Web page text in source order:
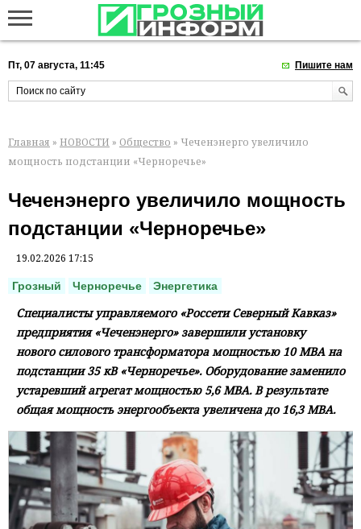
Пт, 07 августа, 11:45 Пишите нам
Главная » НОВОСТИ » Общество » Чеченэнерго увеличило
мощность подстанции «Черноречье»
Чеченэнерго увеличило мощность
подстанции «Черноречье»
19.02.2026 17:15
Грозный Черноречье Энергетика
Специалисты управляемого «Россети Северный Кавказ»
предприятия «Чеченэнерго» завершили установку
нового силового трансформатора мощностью 10 МВА на
подстанции 35 кВ «Черноречье». Оборудование заменило
устаревший агрегат мощностью 5,6 МВА. В результате
общая мощность энергообъекта увеличена до 16,3 МВА.